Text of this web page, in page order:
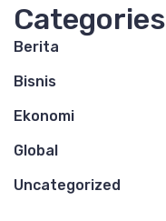
Categories
Berita
Bisnis
Ekonomi
Global
Uncategorized